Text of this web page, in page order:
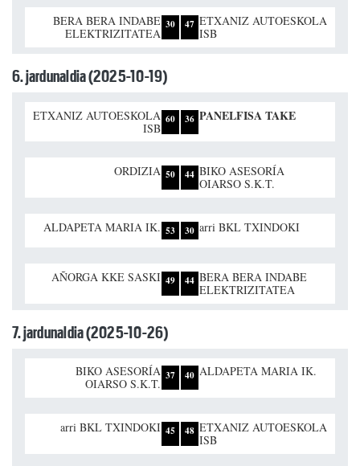
BERA BERA INDABE
ELEKTRIZITATEA
30 47 ETXANIZ AUTOESKOLA
ISB
6. jardunaldia (2025-10-19)
ETXANIZ AUTOESKOLA
ISB
60 36 PANELFISA TAKE
ORDIZIA 50 44 BIKO ASESORÍA
OIARSO S.K.T.
ALDAPETA MARIA IK. 53 30 arri BKL TXINDOKI
AÑORGA KKE SASKI 49 44 BERA BERA INDABE
ELEKTRIZITATEA
7. jardunaldia (2025-10-26)
BIKO ASESORÍA
OIARSO S.K.T.
37 40 ALDAPETA MARIA IK.
arri BKL TXINDOKI 45 48 ETXANIZ AUTOESKOLA
ISB